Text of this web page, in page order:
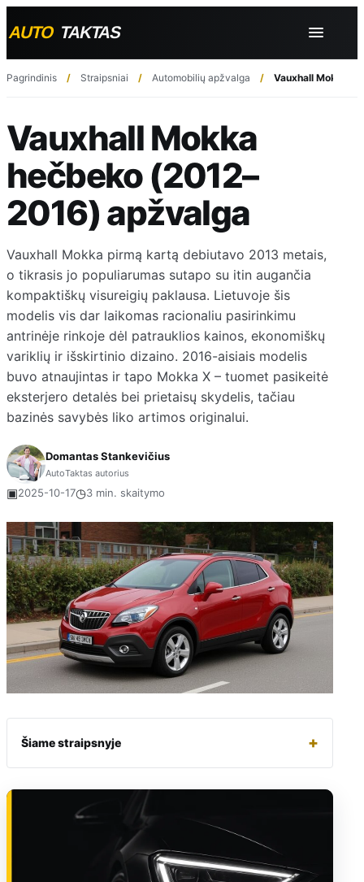
Pagrindinis Straipsniai Automobilių apžvalga Vauxhall Mokka
Vauxhall Mokka
hečbeko (2012–
2016) apžvalga
Vauxhall Mokka pirmą kartą debiutavo 2013 metais,
o tikrasis jo populiarumas sutapo su itin augančia
kompaktiškų visureigių paklausa. Lietuvoje šis
modelis vis dar laikomas racionaliu pasirinkimu
antrinėje rinkoje dėl patrauklios kainos, ekonomiškų
variklių ir išskirtinio dizaino. 2016-aisiais modelis
buvo atnaujintas ir tapo Mokka X – tuomet pasikeitė
eksterjero detalės bei prietaisų skydelis, tačiau
bazinės savybės liko artimos originalui.
Domantas Stankevičius
AutoTaktas autorius
▣2025-10-17◷3 min. skaitymo
Šiame straipsnyje +